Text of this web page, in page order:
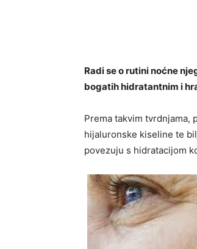
Radi se o rutini noćne
bogatih hidratantnim i
Prema takvim tvrdnjama,
hijaluronske kiseline te
povezuju s hidratacijom